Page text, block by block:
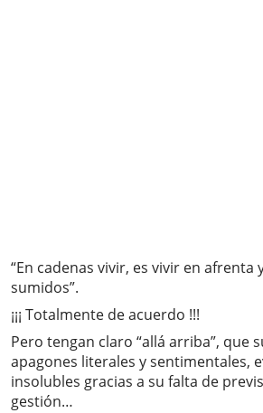
“En cadenas vivir, es vivir en afrenta
sumidos”.
¡¡¡ Totalmente de acuerdo !!!
Pero tengan claro “allá arriba”, que
apagones literales y sentimentales,
insolubles gracias a su falta de
gestión…